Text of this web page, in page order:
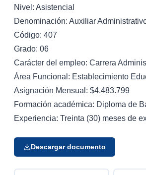
Nivel: Asistencial
Denominación: Auxiliar
Código: 407
Grado: 06
Carácter del empleo: Carrera
Área Funcional: Establecimiento
Asignación Mensual: $4.483.799
Formación académica: Diploma de
Experiencia: Treinta (30) meses de
Descargar documento